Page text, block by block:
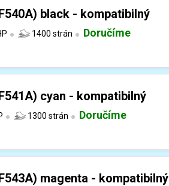
black - kompatibilný
1400 strán
Doručíme
cyan - kompatibilný
1300 strán
Doručíme
magenta - kompatibilný